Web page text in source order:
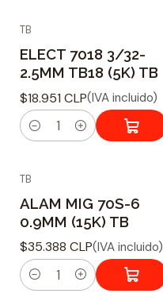
n
t
i
d
a
d
TB
ELECT 7018 3/32-
2.5MM TB18 (5K) TB
$18.951 CLP(IVA incluido)
C
n
t
i
d
a
d
TB
ALAM MIG 70S-6
0.9MM (15K) TB
$35.388 CLP(IVA incluido)
C